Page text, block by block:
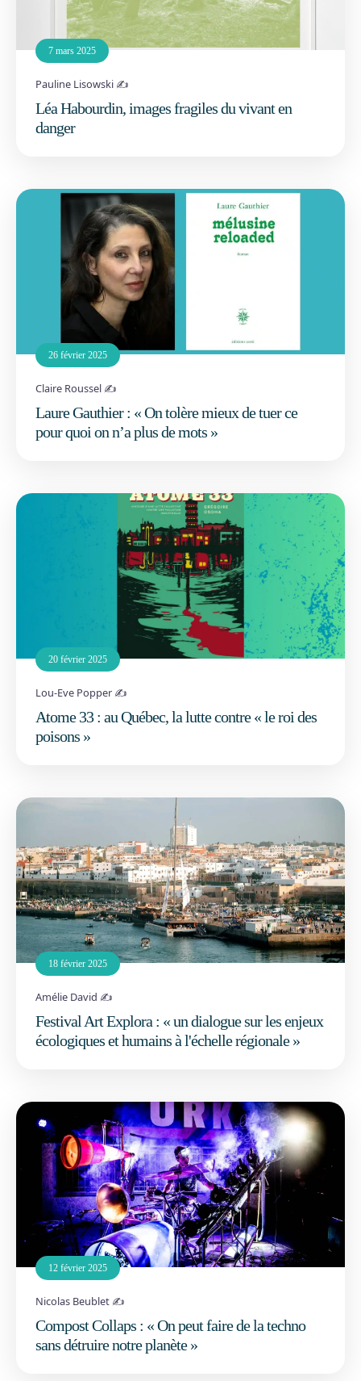
7 mars 2025
Pauline Lisowski ✍️
Léa Habourdin, images fragiles du vivant en
danger
26 février 2025
Claire Roussel ✍️
Laure Gauthier : « On tolère mieux de tuer ce
pour quoi on n’a plus de mots »
20 février 2025
Lou-Eve Popper ✍️
Atome 33 : au Québec, la lutte contre « le roi des
poisons »
18 février 2025
Amélie David ✍️
Festival Art Explora : « un dialogue sur les enjeux
écologiques et humains à l'échelle régionale »
12 février 2025
Nicolas Beublet ✍️
Compost Collaps : « On peut faire de la techno
sans détruire notre planète »